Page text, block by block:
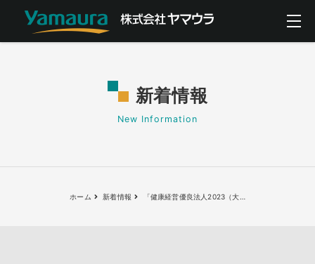
新着情報
New Information
ホーム 新着情報 「健康経営優良法人2023（大